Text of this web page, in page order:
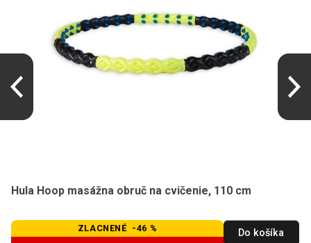
Hula Hoop masážna obruč na cvičenie, 110 cm
ZLACNENÉ -46 % Do košíka